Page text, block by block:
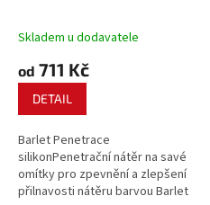
Skladem u dodavatele
od 711 Kč
DETAIL
Barlet Penetrace
silikonPenetrační nátěr na savé
omítky pro zpevnění a zlepšení
přilnavosti nátěru barvou Barlet